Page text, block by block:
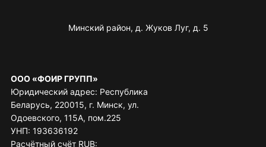
Минский район, д. Жуков Луг, д. 5
ООО «ФОИР ГРУПП»
Юридический адрес: Республика
Беларусь, 220015, г. Минск, ул.
Одоевского, 115А, пом.225
УНП: 193636192
Расчётный счёт RUB: